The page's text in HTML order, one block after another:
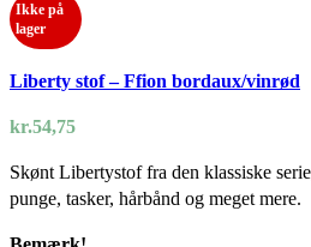
Ikke på
lager
Liberty stof – Ffion bordaux/vinrød
kr.54,75
Skønt Libertystof fra den klassiske
punge, tasker, hårbånd og meget mere.